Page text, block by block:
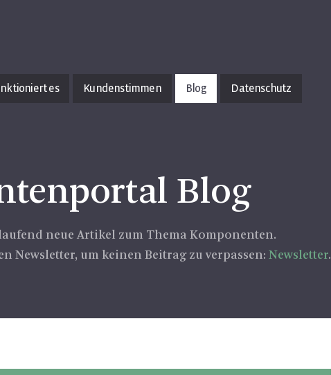
es Kundenstimmen Blog Datenschutz
Blog
neue Ar­ti­kel zum Thema Kom­po­nen­ten.
News­let­ter, um kei­nen Bei­trag zu ver­pas­sen: News­let­ter.